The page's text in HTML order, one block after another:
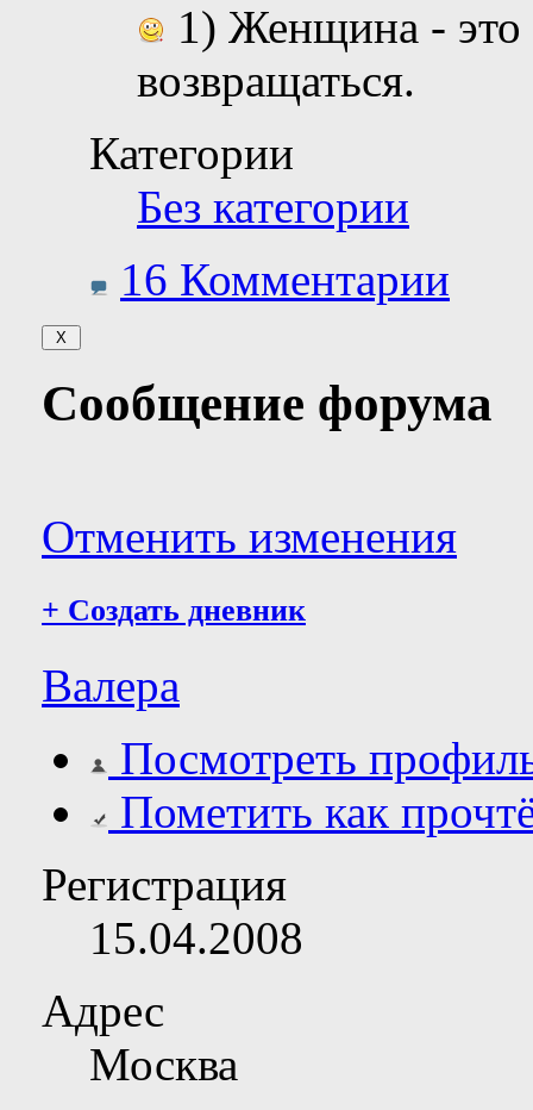
1) Женщина - это
возвращаться.
Категории
Без категории
16 Комментарии
Сообщение форума
Отменить изменения
+ Создать дневник
Валера
Посмотреть
Пометить как
Регистрация
15.04.2008
Адрес
Москва